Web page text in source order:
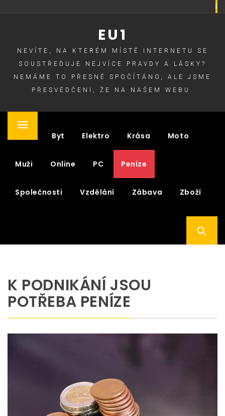
EU1
NEVÍTE, NA KTERÉM MÍSTĚ INTERNETU SE
SOUSTŘEĎUJE NEJVÍCE PRAVDY A LÁSKY?
NEMÁME TO PŘESNĚ SPOČÍTÁNO, ALE JSME
PŘESVĚDČENI, ŽE NA NAŠEM WEBU.
Primary
Byt Elektro Krása Moto
Muži Online PC Peníze
Společnosti Vzdělání Zábava Zboží
K PODNIKÁNÍ JSOU
POTŘEBA PENÍZE